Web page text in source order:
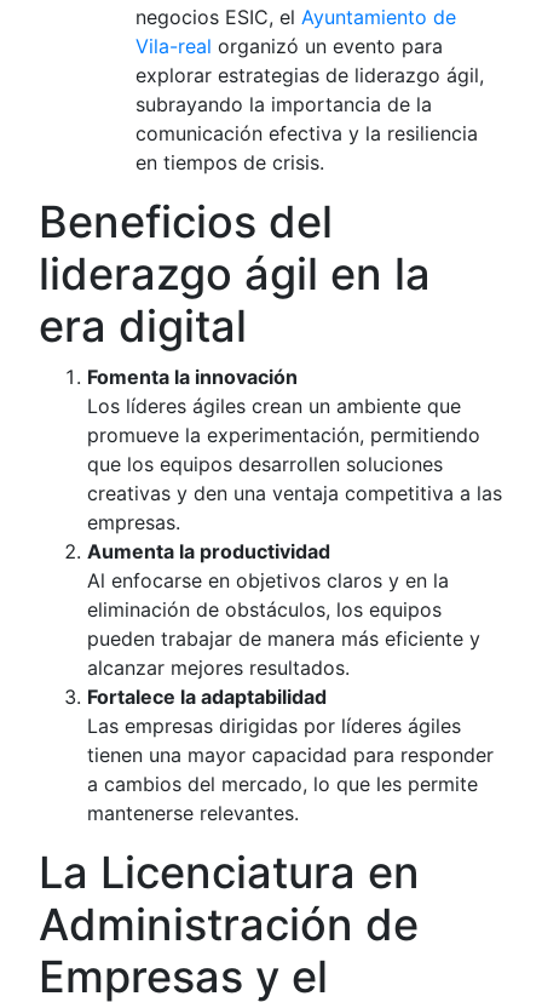
negocios ESIC, elAyuntamiento de
Vila-real organizó un evento para
explorar estrategias de liderazgo ágil,
subrayando la importancia de la
comunicación efectiva y la resiliencia
en tiempos de crisis.
Beneficios del
liderazgo ágil en la
era digital
Fomenta la innovación
Los líderes ágiles crean un ambiente que
promueve la experimentación, permitiendo
que los equipos desarrollen soluciones
creativas y den una ventaja competitiva a las
empresas.
Aumenta la productividad
Al enfocarse en objetivos claros y en la
eliminación de obstáculos, los equipos
pueden trabajar de manera más eficiente y
alcanzar mejores resultados.
Fortalece la adaptabilidad
Las empresas dirigidas por líderes ágiles
tienen una mayor capacidad para responder
a cambios del mercado, lo que les permite
mantenerse relevantes.
La Licenciatura en
Administración de
Empresas y el